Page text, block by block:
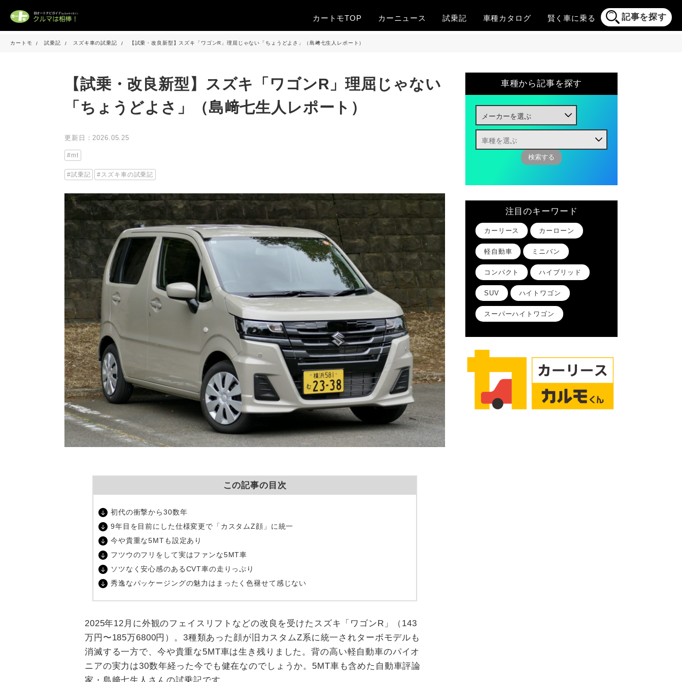
カートモTOP カーニュース 試乗記 車種カタログ 賢く車に乗る 記事を探す
カートモ 試乗記 スズキ車の試乗記 【試乗・改良新型】スズキ「ワゴンR」理屈じゃない「ちょうどよさ」（島﨑七生人レポート）
【試乗・改良新型】スズキ「ワゴンR」理屈じゃない
「ちょうどよさ」（島﨑七生人レポート）
更新日：2026.05.25
mt
試乗記 スズキ車の試乗記
この記事の目次
初代の衝撃から30数年
9年目を目前にした仕様変更で「カスタムZ顔」に統一
今や貴重な5MTも設定あり
フツウのフリをして実はファンな5MT車
ソツなく安心感のあるCVT車の走りっぷり
秀逸なパッケージングの魅力はまったく色褪せて感じない
2025年12 月に外観のフェイスリフトなどの改良を受けたスズキ「ワゴンR 」（ 143
万円〜185万6800円）。3種類あった顔が旧カスタムZ系に統一されターボモデルも
消滅する一方で、今や貴重な5MT車は生き残りました。背の高い軽自動車のパイオ
ニアの実力は30数年経った今でも健在なのでしょうか。 5MT車も含めた自動車評論
車種から記事を探す
注目のキーワード
カーリース カーローン
軽自動車 ミニバン
コンパクト ハイブリッド
SUV ハイトワゴン
スーパーハイトワゴン